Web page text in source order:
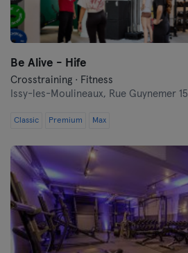
Be Alive - Hife
Crosstraining · Fitness
Issy-les-Moulineaux, Rue Guynemer 15
Classic Premium Max